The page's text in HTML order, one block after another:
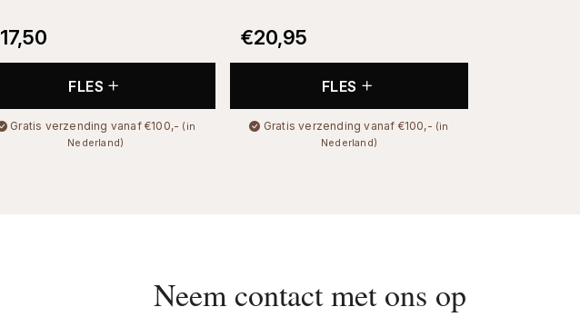
17,50
FLES
Gratis verzending vanaf €100,- (in
Nederland)
€20,95
FLES
Gratis verzending vanaf €100,- (in
Nederland)
Neem contact met ons op